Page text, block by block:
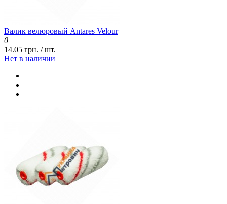
Валик велюровый Antares Velour
0
14.05 грн. / шт.
Нет в наличии